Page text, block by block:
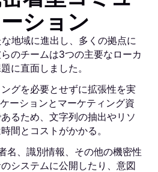
ション
地域に進出し、多くの拠点に
のチームは3つの主要なローカ
に直面しました。
グを必要とせずに拡張性を実
ーションとマーケティング資
るため、文字列の抽出やリソ
間とコストがかかる。
名、識別情報、その他の機密性
システムに公開したり、意図